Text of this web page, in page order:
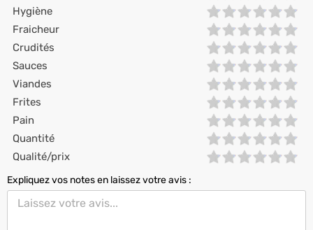
Hygiène
Fraicheur
Crudités
Sauces
Viandes
Frites
Pain
Quantité
Qualité/prix
Expliquez vos notes en laissez votre avis :